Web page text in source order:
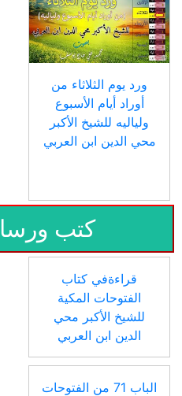
ورد يوم الثلاثاء من
أوراد أيام الأسبوع
ولياليه للشيخ الأكبر
محي الدين ابن العربي
كتب
قراءةفي كتاب
الفتوحات المكية
للشيخ الأكبر محي
الدين ابن العربي
الباب 71 من الفتوحات